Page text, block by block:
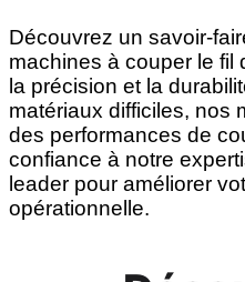
Découvrez un savoir-
machines à couper le fil
la précision et la
matériaux difficiles, nos
des performances de
confiance à notre
leader pour améliorer
opérationnelle.